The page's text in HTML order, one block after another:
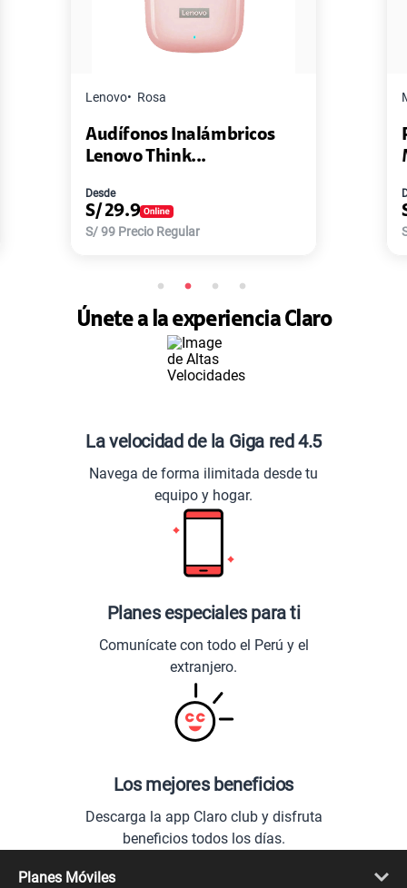
Pack de 2 Power Bank Mini
Master-G ...
S/
Únete a la experiencia Claro
La velocidad de la Giga red 4.5
Navega de forma ilimitada desde tu
equipo y hogar.
Planes especiales para ti
Comunícate con todo el Perú y el
extranjero.
Los mejores beneficios
Descarga la app Claro club y disfruta
beneficios todos los días.
Planes Móviles